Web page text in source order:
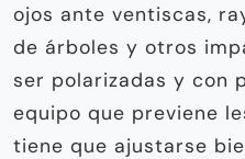
ojos ante ventiscas,
de árboles y otros
ser polarizadas y con
equipo que previene
tiene que ajustarse